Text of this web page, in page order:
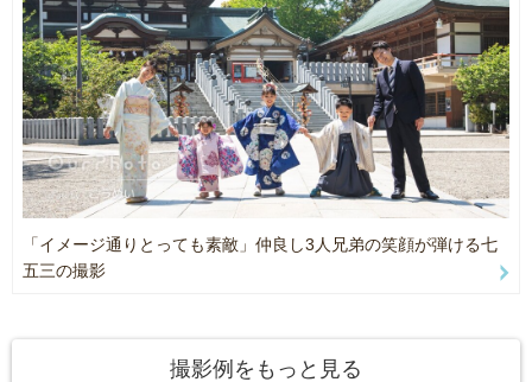
■Instagram：@kiitos_kochi
「イメージ通りとっても素敵」仲良し3人兄弟の笑顔が弾ける七
五三の撮影
撮影例をもっと見る